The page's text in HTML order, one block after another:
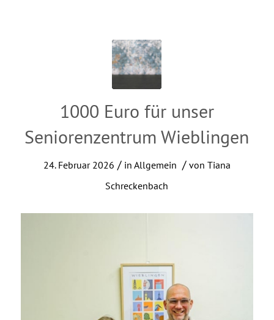
1000 Euro für unser
Seniorenzentrum Wieblingen
24. Februar 2026 / in Allgemein / von Tiana
Schreckenbach